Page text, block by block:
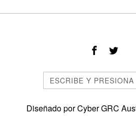
Diseñado porCyber GRC